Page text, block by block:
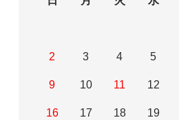
2 3 4 5
9 10 11 12
16 17 18 19